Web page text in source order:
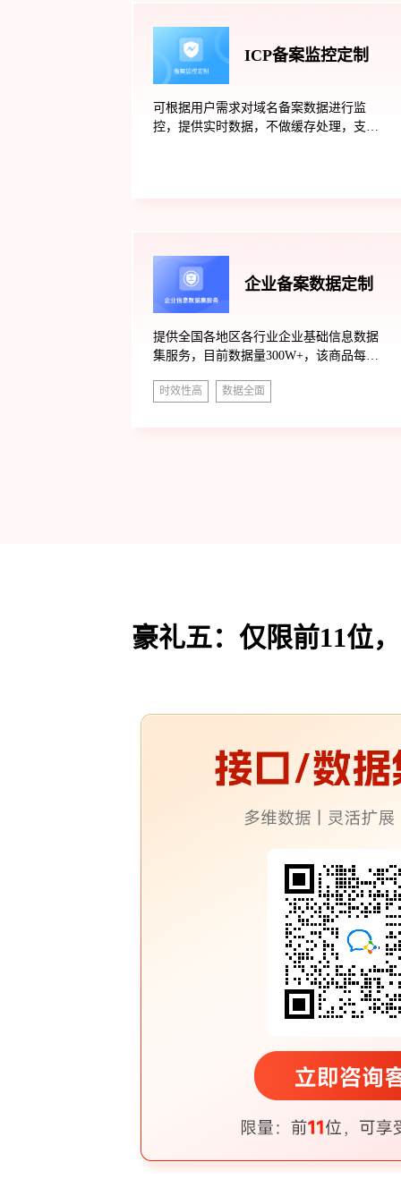
ICP备案监控定制
可根据用户需求对域名备案数据进行监
控，提供实时数据，不做缓存处理，支持
企业备案数据定制
提供全国各地区各行业企业基础信息数据
集服务，目前数据量300W+，该商品每个
系客服定制。）
时效性高 数据全面
豪礼五：仅限前11位